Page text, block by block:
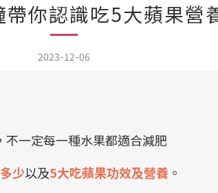
你認識吃5大蘋果營
2023-12-06
一定每一種水果都適合減肥
少以及5大吃蘋果功效及營養 。